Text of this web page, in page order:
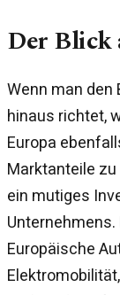
Der Blick
Wenn man den
hinaus richtet,
Europa
Marktanteile zu
ein mutiges
Europäische